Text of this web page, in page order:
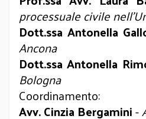
processuale civile
Dott.ssa Antonella
Ancona
Dott.ssa Antonella
Bologna
Coordinamento:
Avv. Cinzia Bergamini-